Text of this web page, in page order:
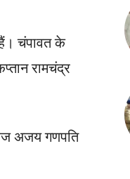
चंपावत के
रामचंद्र
अजय गणपति